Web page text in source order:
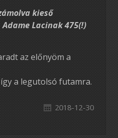
kieső
Lacinak 475(!)
az előnyöm a
a legutolsó futamra.
2018-12-30